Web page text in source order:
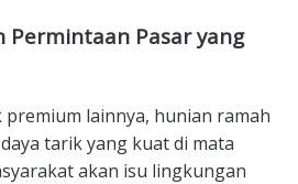
Permintaan Pasar yang
lainnya, hunian ramah
tarik yang kuat di mata
akan isu lingkungan